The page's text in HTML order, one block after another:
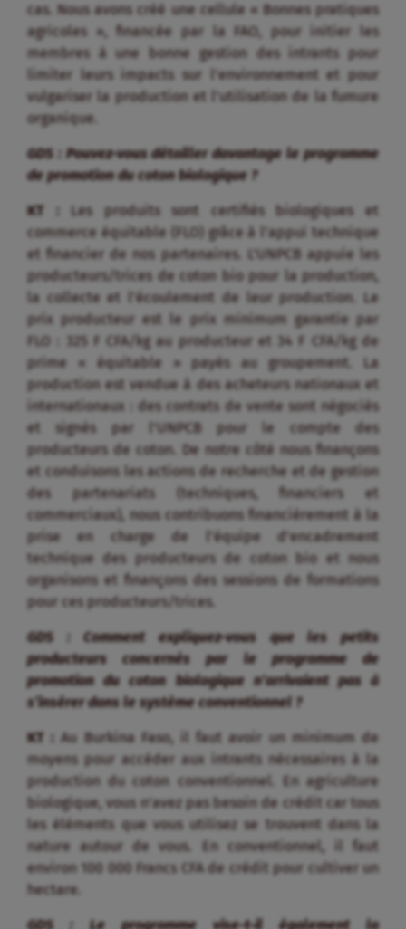
cas. Nous avons créé une cellule « Bonnes pratiques
agricoles », financée par la FAO, pour initier les
membres à une bonne gestion des intrants pour
limiter leurs impacts sur l’environnement et pour
vulgariser la production et l’utilisation de la fumure
organique.
GDS : Pouvez-vous détailler davantage le programme
de promotion du coton biologique ?
KT :
Les produits sont certifiés biologiques et
commerce équitable (FLO) grâce à l’appui technique
et financier de nos partenaires. L’UNPCB appuie les
producteurs/trices de coton bio pour la production,
la collecte et l’écoulement de leur production. Le
prix producteur est le prix minimum garantie par
FLO : 325 F CFA/kg au producteur et 34 F CFA/kg de
prime « équitable » payés au groupement. La
production est vendue à des acheteurs nationaux et
internationaux : des contrats de vente sont négociés
et signés par l’UNPCB pour le compte des
producteurs de coton. De notre côté nous finançons
et conduisons les actions de recherche et de gestion
des partenariats (techniques, financiers et
commerciaux), nous contribuons financièrement à la
prise en charge de l’équipe d’encadrement
technique des producteurs de coton bio et nous
organisons et finançons des sessions de formations
pour ces producteurs/trices.
GDS : Comment expliquez-vous que les petits
producteurs concernés par le programme de
promotion du coton biologique n’arrivaient pas à
s’insérer dans le système conventionnel ?
KT : Au Burkina Faso, il faut avoir un minimum de
moyens pour accéder aux intrants nécessaires à la
production du coton conventionnel. En agriculture
biologique, vous n’avez pas besoin de crédit car tous
les éléments que vous utilisez se trouvent dans la
nature autour de vous. En conventionnel, il faut
environ 100 000 Francs CFA de crédit pour cultiver un
hectare.
GDS : Le programme vise-t-il également la